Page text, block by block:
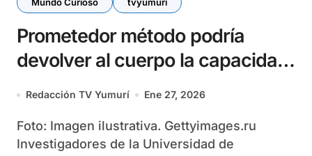
Prometedor método podría
devolver al cuerpo la capacidad
para rejuvenecer células viejas
Redacción TV Yumurí Ene 27, 2026
Foto: Imagen ilustrativa. Gettyimages.ru
Investigadores de la Universidad de